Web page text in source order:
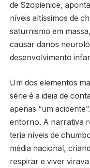
de Szopienice,
níveis altíssimos de
saturnismo em
causar danos
desenvolvimento
Um dos elementos
série é a ideia de
apenas “um
entorno. A narrativa
teria níveis de
média nacional,
respirar e viver